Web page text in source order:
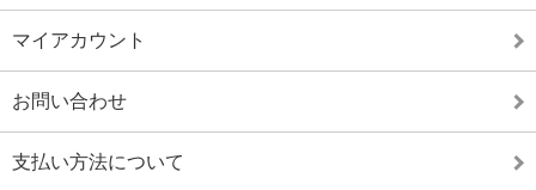
マイアカウント
お問い合わせ
支払い方法について